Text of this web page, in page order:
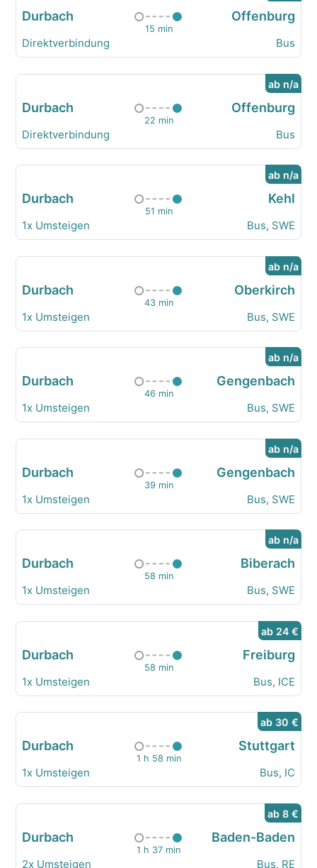
Durbach
15 min
Offenburg
Direktverbindung Bus
ab n/a
Durbach
22 min
Offenburg
Direktverbindung Bus
ab n/a
Durbach
51 min
Kehl
1x Umsteigen Bus, SWE
ab n/a
Durbach
43 min
Oberkirch
1x Umsteigen Bus, SWE
ab n/a
Durbach
46 min
Gengenbach
1x Umsteigen Bus, SWE
ab n/a
Durbach
39 min
Gengenbach
1x Umsteigen Bus, SWE
ab n/a
Durbach
58 min
Biberach
1x Umsteigen Bus, SWE
ab 24 €
Durbach
58 min
Freiburg
1x Umsteigen Bus, ICE
ab 30 €
Durbach
1 h 58 min
Stuttgart
1x Umsteigen Bus, IC
ab 8 €
Durbach
1 h 37 min
Baden-Baden
2x Umsteigen Bus, RE